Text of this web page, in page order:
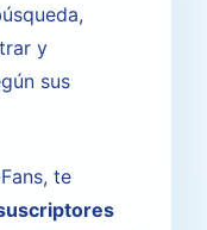
y
sus
te